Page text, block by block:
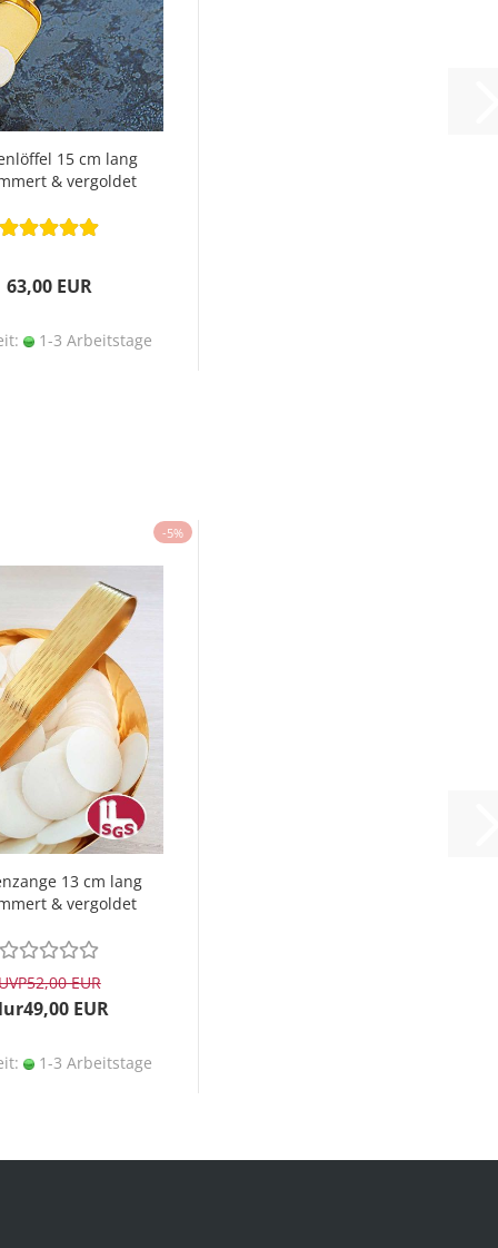
15 cm lang
& vergoldet
63,00 EUR
1-3 Arbeitstage
-5%
13 cm lang
& vergoldet
52,00 EUR
EUR
1-3 Arbeitstage